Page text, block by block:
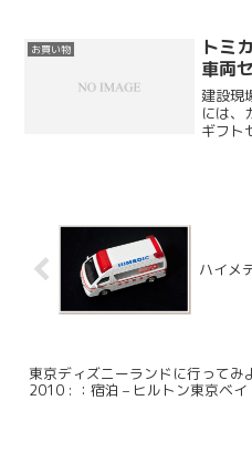
トナー
となる
お買い物
トミ
車両
建設現
には、
ギフト
ハイメ
東京ディズニーランドに行ってみ
2010 : ：宿泊 – ヒルトン東京ベイ